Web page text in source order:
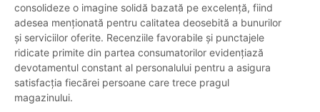
consolideze o imagine solidă bazată pe excelență, fiind
adesea menționată pentru calitatea deosebită a bunurilor
și serviciilor oferite. Recenziile favorabile și punctajele
ridicate primite din partea consumatorilor evidențiază
devotamentul constant al personalului pentru a asigura
satisfacția fiecărei persoane care trece pragul
magazinului.